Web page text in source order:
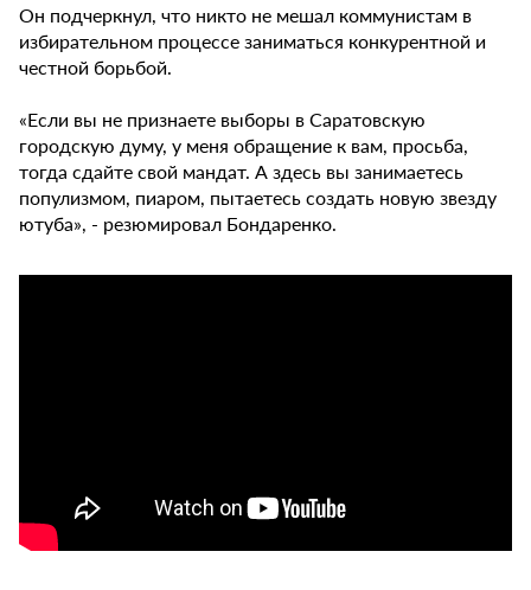
Он подчеркнул, что никто не мешал коммунистам в
избирательном процессе заниматься конкурентной и
честной борьбой.
«Если вы не признаете выборы в Саратовскую
городскую думу, у меня обращение к вам, просьба,
тогда сдайте свой мандат. А здесь вы занимаетесь
популизмом, пиаром, пытаетесь создать новую звезду
ютуба», - резюмировал Бондаренко.